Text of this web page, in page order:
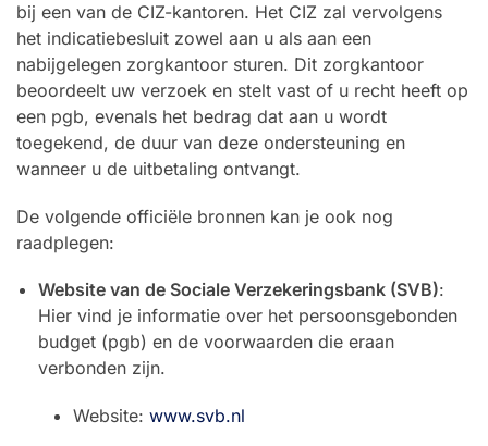
bij een van de CIZ-kantoren. Het CIZ zal vervolgens
het indicatiebesluit zowel aan u als aan een
nabijgelegen zorgkantoor sturen. Dit zorgkantoor
beoordeelt uw verzoek en stelt vast of u recht heeft op
een pgb, evenals het bedrag dat aan u wordt
toegekend, de duur van deze ondersteuning en
wanneer u de uitbetaling ontvangt.
De volgende officiële bronnen kan je ook nog
raadplegen:
Website van de Sociale Verzekeringsbank (SVB):
Hier vind je informatie over het persoonsgebonden
budget (pgb) en de voorwaarden die eraan
verbonden zijn.
Website: www.svb.nl